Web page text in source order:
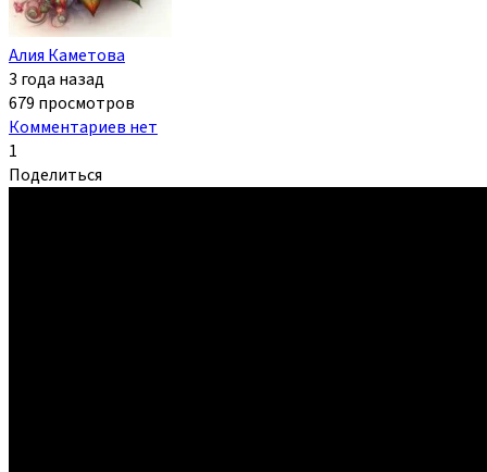
Алия Каметова
3 года назад
679 просмотров
Комментариев нет
1
Поделиться